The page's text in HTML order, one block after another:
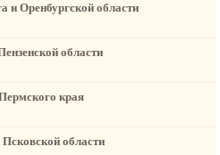
и Оренбургской области
области
края
области